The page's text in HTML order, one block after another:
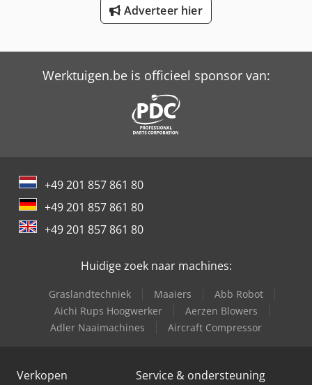
New Holland-Kobelco
Trailer And Tools
Adverteer hier
Werktuigen.be is officieel sponsor van:
+49 201 857 861 80
+49 201 857 861 80
+49 201 857 861 80
Huidige zoek naar machines:
Graslandtechniek Maaiers
Abb Robot
Aichi Rups Hoogwerker
Aerzen Blowers
Adler Naaimachines
Aircraft Compressor
Verkopen Service & ondersteuning